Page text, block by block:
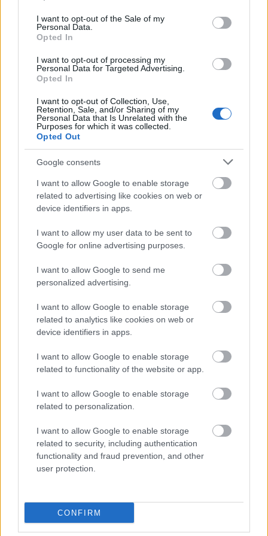
use your data for below specified purposes in below Google
consent section.
I want to opt-out of the Sale of my
Personal Data.
Opted In
I want to opt-out of processing my
Personal Data for Targeted Advertising.
Opted In
I want to opt-out of Collection, Use,
Retention, Sale, and/or Sharing of my
Personal Data that Is Unrelated with the
Purposes for which it was collected.
Opted Out
Google consents
I want to allow Google to enable storage
related to advertising like cookies on web or
device identifiers in apps.
I want to allow my user data to be sent to
Google for online advertising purposes.
I want to allow Google to send me
personalized advertising.
I want to allow Google to enable storage
related to analytics like cookies on web or
device identifiers in apps.
I want to allow Google to enable storage
related to functionality of the website or app.
I want to allow Google to enable storage
related to personalization.
I want to allow Google to enable storage
related to security, including authentication
functionality and fraud prevention, and other
user protection.
CONFIRM
a bűn elkövetésének szakaszában van, még nem
tapasztalta meg az atyai megbocsátást.
A festmények sorában az 1620-as évektől láthatjuk
először a kompozíciók és a figurák viszonyának
a hazatalálás. A festmények témája a csodavárás
eredménye, a találkozás, a lelki megtisztulás és a
megbocsátás.
„Apám, vétkeztem az ég ellen és teellened. Már nem
vagyok méltó arra, hogy fiadnak nevezz… szól a fiú
Lukács Evangéliumában.
A barokk stílus az ellenreformáció korának
művészete, mely az 1570-es évektől 1770-ig tartott.
A barokk ateremtés tökéletességénekvallásos emberi
megfelelője, jelentős világnézeti fordulatot hozott
Az újraszerveződő, megerősödő katolikus egyház
megtestesíteni, monumentalizmusával, pompájával
a katolikus egyház „erejét és lenyűgöző mivoltát” is
mutatva..
A tékozló fiú példázatában az apa személye az
egyházat is szimbolizálhatja, a katolikus egyház
visszavárja az eltévelyedett híveit. Batoni festménye,
mely kiállításunk középpontjában áll, a
naturalizmuba átcsapó emberábrázoláson keresztül
a megfogható és megtapasztalható istenképet tárja
elénk. A kép kettős tagolása, az apa-fia páros a
menny rendjének egyfajta szembeállítását is
reprezentálhatja a földi káosszal, melyet a fiú alakja
az 1620-as évektől kezdve a barokk stílushoz
sorolható festményeken Az apa és fia különböző
kontextusban, különböző térben kerül ábrázolva, de